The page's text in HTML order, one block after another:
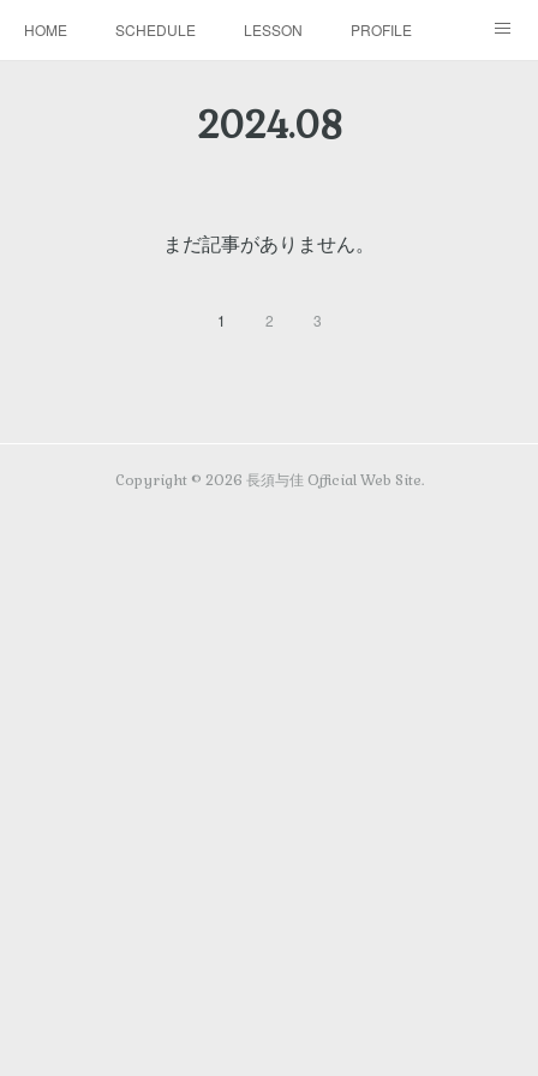
HOME SCHEDULE LESSON PROFILE
2024.08
まだ記事がありません。
1 2 3
Copyright © 2026 長須与佳 Official Web Site.